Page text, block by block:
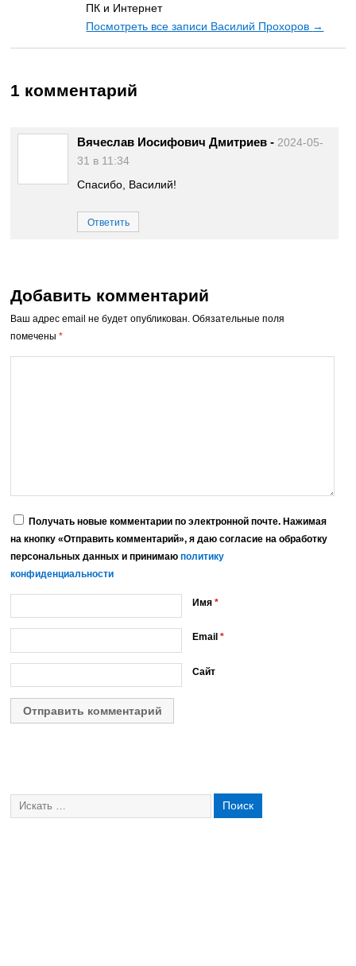
ПК и Интернет
Посмотреть все записи Василий Прохоров →
1 комментарий
Вячеслав Иосифович Дмитриев - 2024-05-
31 в 11:34
Спасибо, Василий!
Ответить
Добавить комментарий
Ваш адрес email не будет опубликован. Обязательные поля
помечены*
Получать новые комментарии по электронной почте. Нажимая
на кнопку «Отправить комментарий», я даю согласие на обработку
персональных данных и принимаюполитику
конфиденциальности
Имя*
Email*
Сайт